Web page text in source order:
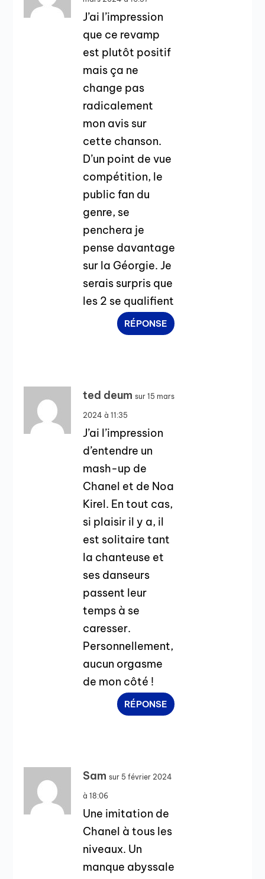
J’ai l’impression
que ce revamp
est plutôt positif
mais ça ne
change pas
radicalement
mon avis sur
cette chanson.
D’un point de vue
compétition, le
public fan du
genre, se
penchera je
pense davantage
sur la Géorgie. Je
serais surpris que
les 2 se qualifient
RÉPONSE
ted deum sur 15 mars
2024 à 11:35
J’ai l’impression
d’entendre un
mash-up de
Chanel et de Noa
Kirel. En tout cas,
si plaisir il y a, il
est solitaire tant
la chanteuse et
ses danseurs
passent leur
temps à se
caresser.
Personnellement,
aucun orgasme
de mon côté !
RÉPONSE
Sam sur 5 février 2024
à 18:06
Une imitation de
Chanel à tous les
niveaux. Un
manque abyssale